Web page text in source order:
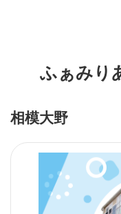
ふぁみり
相模大野